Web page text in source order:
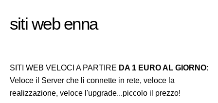
siti web enna
SITI WEB VELOCI A PARTIRE DA 1 EURO AL GIORNO:
Veloce il Server che li connette in rete, veloce la
realizzazione, veloce l'upgrade...piccolo il prezzo!